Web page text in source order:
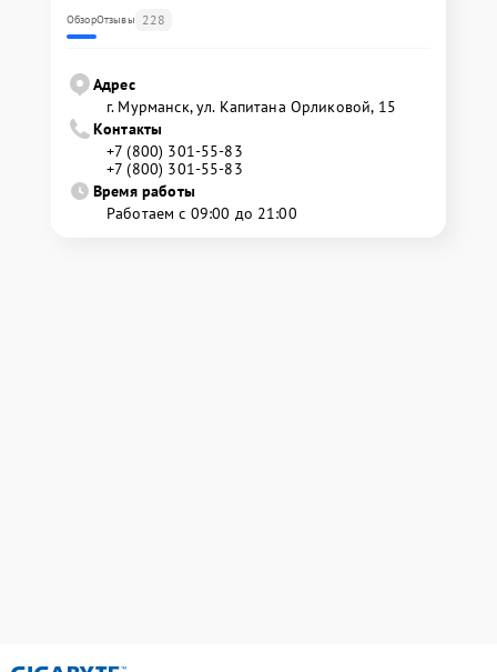
ОбзорОтзывы 228
Адрес
г. Мурманск, ул. Капитана Орликовой, 15
Контакты
+7 (800) 301-55-83
+7 (800) 301-55-83
Время работы
Работаем с 09:00 до 21:00